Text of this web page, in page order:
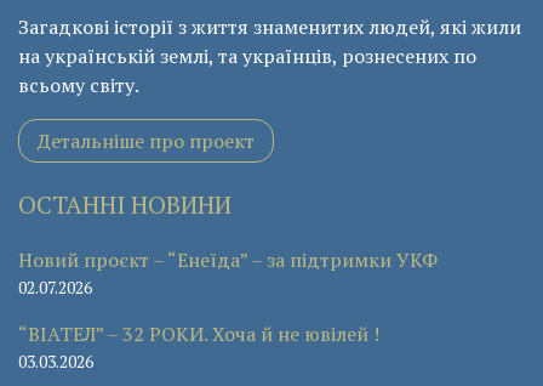
Загадкові історії з життя знаменитих людей, які жили
на українській землі, та українців, рознесених по
всьому світу.
Детальніше про проект
ОСТАННІ НОВИНИ
Новий проєкт – “Енеїда” – за підтримки УКФ
02.07.2026
“ВІАТЕЛ” – 32 РОКИ. Хоча й не ювілей !
03.03.2026